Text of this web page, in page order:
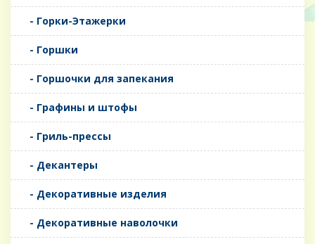
- Горки-Этажерки
- Горшки
- Горшочки для запекания
- Графины и штофы
- Гриль-прессы
- Декантеры
- Декоративные изделия
- Декоративные наволочки